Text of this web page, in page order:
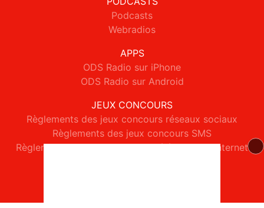
Podcasts
Webradios
APPS
ODS Radio sur iPhone
ODS Radio sur Android
JEUX CONCOURS
Règlements des jeux concours réseaux sociaux
Règlements des jeux concours SMS
Règlements des jeux concours téléphone et internet